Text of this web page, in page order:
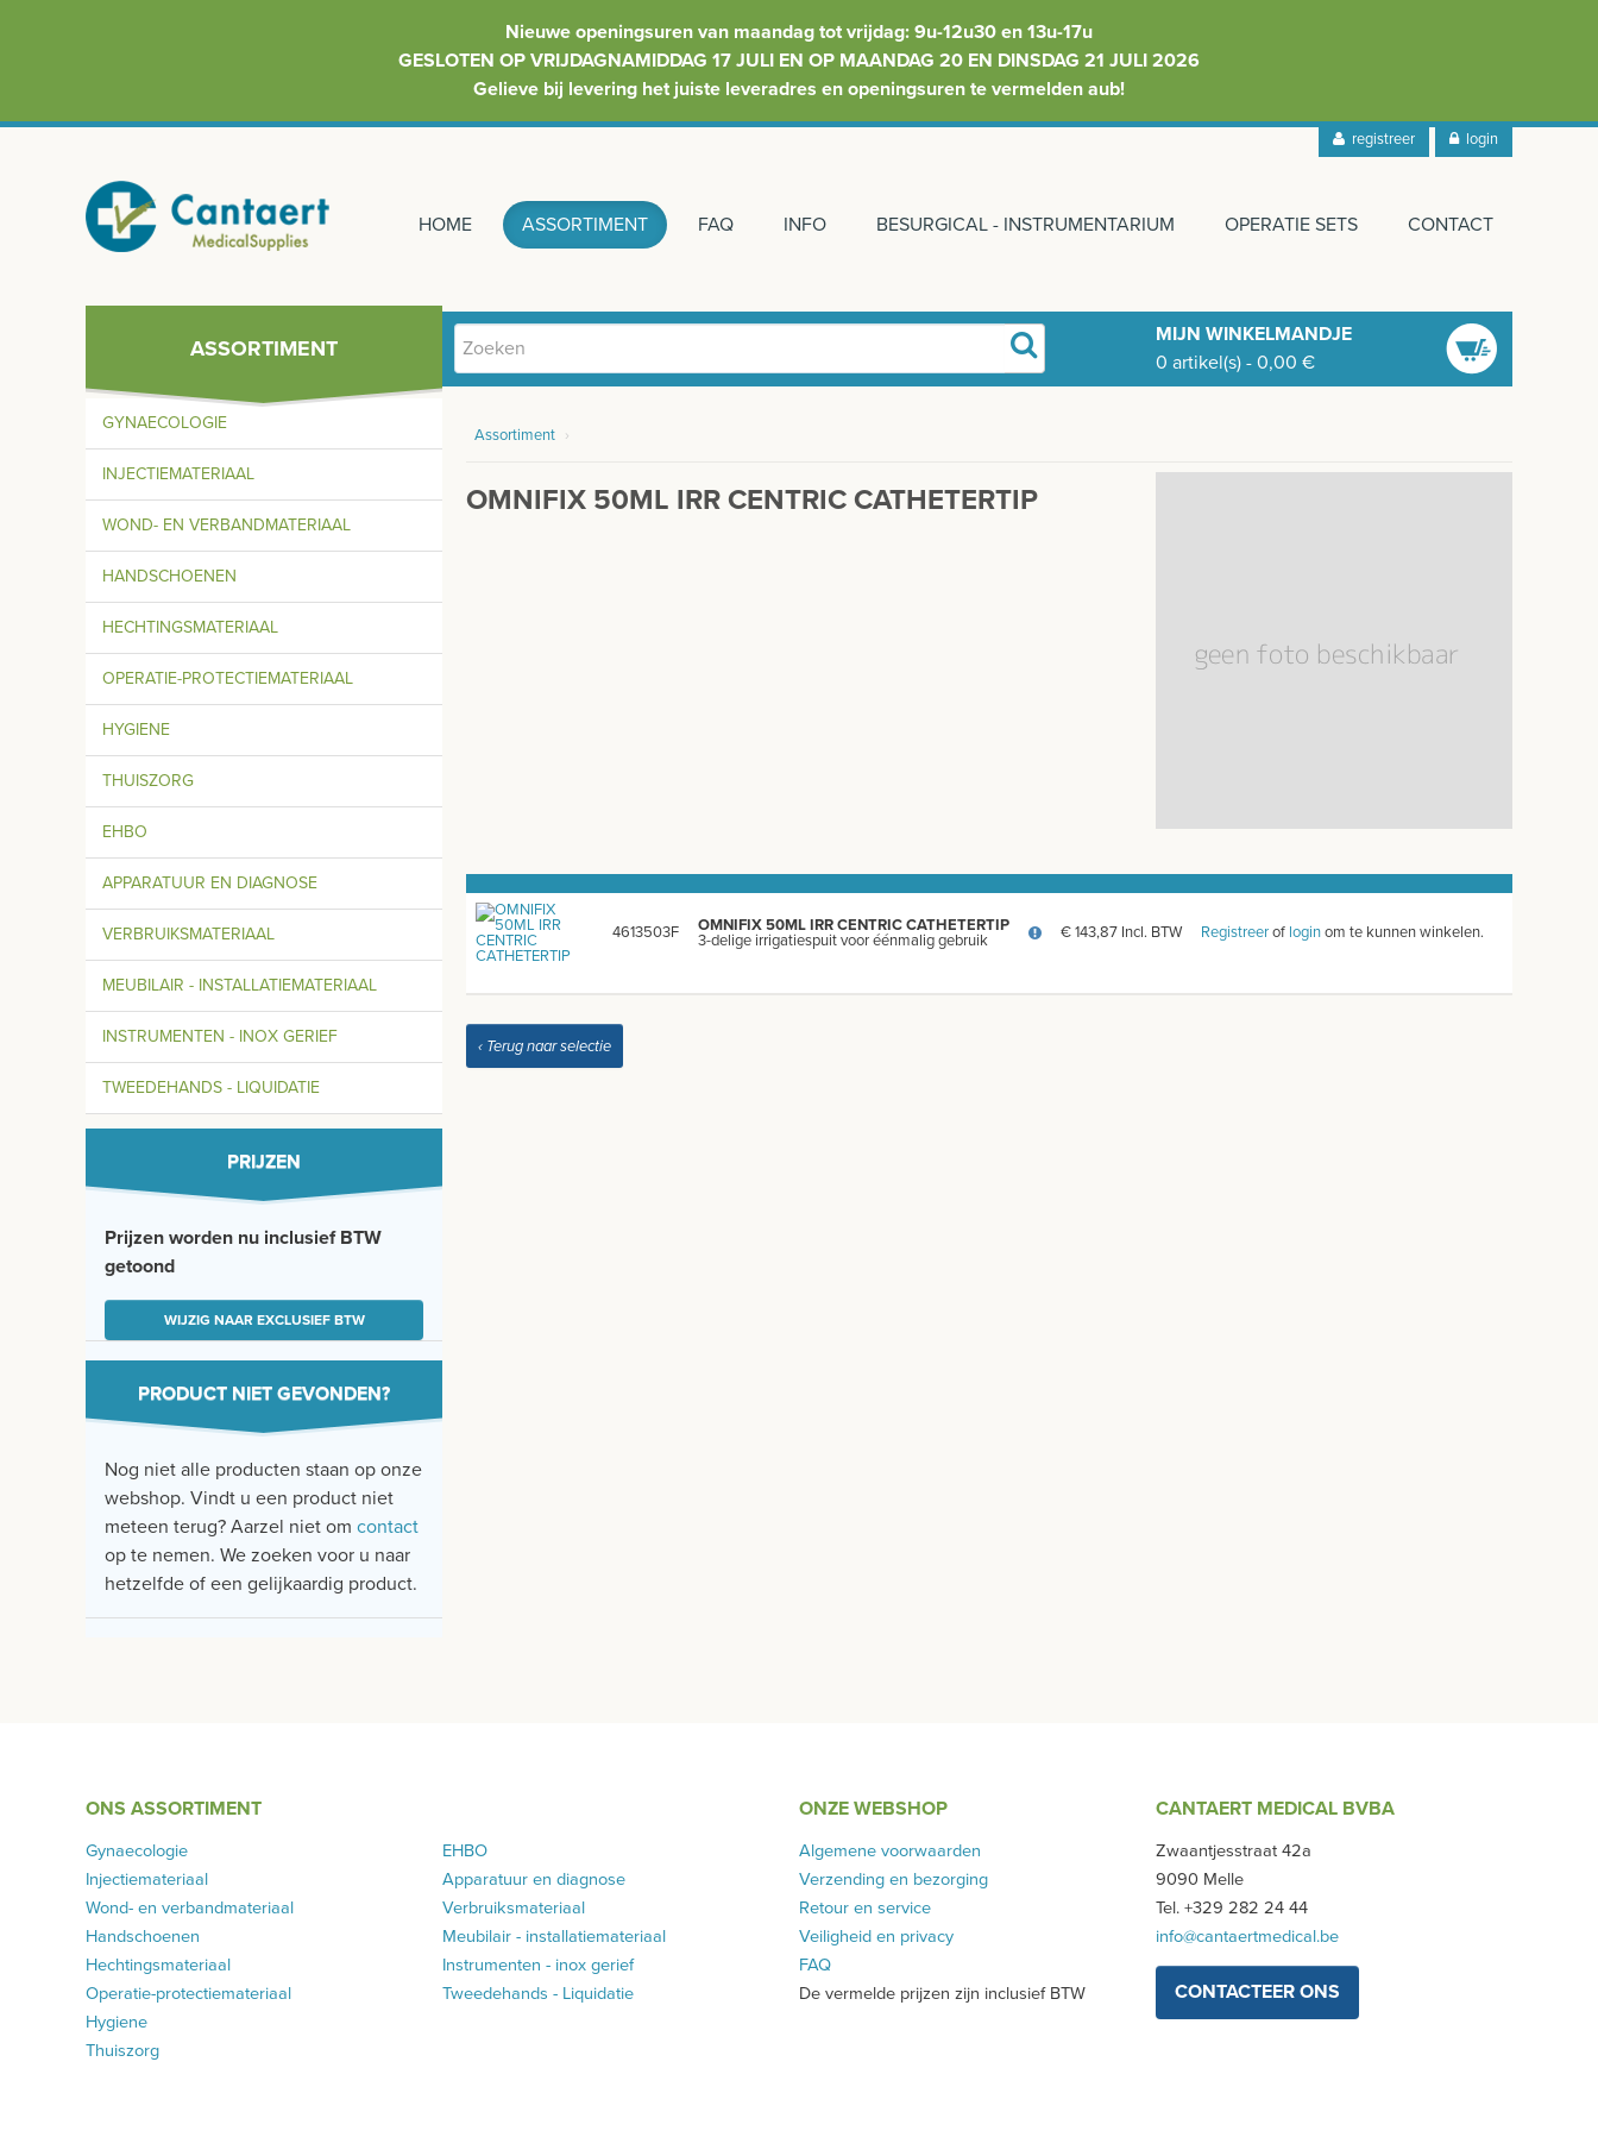
Nieuwe openingsuren van maandag tot vrijdag: 9u-12u30 en 13u-17u
GESLOTEN OP VRIJDAGNAMIDDAG 17 JULI EN OP MAANDAG 20 EN DINSDAG 21 JULI 2026
Gelieve bij levering het juiste leveradres en openingsuren te vermelden aub!
registreer login
HOME ASSORTIMENT FAQ INFO BESURGICAL - INSTRUMENTARIUM OPERATIE SETS CONTACT
ASSORTIMENT
MIJN WINKELMANDJE
0 artikel(s) - 0,00 €
GYNAECOLOGIE
INJECTIEMATERIAAL
WOND- EN VERBANDMATERIAAL
HANDSCHOENEN
HECHTINGSMATERIAAL
OPERATIE-PROTECTIEMATERIAAL
HYGIENE
THUISZORG
EHBO
APPARATUUR EN DIAGNOSE
VERBRUIKSMATERIAAL
MEUBILAIR - INSTALLATIEMATERIAAL
INSTRUMENTEN - INOX GERIEF
TWEEDEHANDS - LIQUIDATIE
PRIJZEN
Prijzen worden nu inclusief BTW
getoond
WIJZIG NAAR EXCLUSIEF BTW
PRODUCT NIET GEVONDEN?
Nog niet alle producten staan op onze
webshop. Vindt u een product niet
meteen terug? Aarzel niet om contact
op te nemen. We zoeken voor u naar
hetzelfde of een gelijkaardig product.
Assortiment ›
OMNIFIX 50ML IRR CENTRIC CATHETERTIP
4613503F
OMNIFIX 50ML IRR CENTRIC CATHETERTIP
3-delige irrigatiespuit voor éénmalig gebruik
€ 143,87 Incl. BTW Registreerof loginom te kunnen winkelen.
‹ Terug naar selectie
ONS ASSORTIMENT
Gynaecologie
Injectiemateriaal
Wond- en verbandmateriaal
Handschoenen
Hechtingsmateriaal
Operatie-protectiemateriaal
Hygiene
Thuiszorg
EHBO
Apparatuur en diagnose
Verbruiksmateriaal
Meubilair - installatiemateriaal
Instrumenten - inox gerief
Tweedehands - Liquidatie
ONZE WEBSHOP
Algemene voorwaarden
Verzending en bezorging
Retour en service
Veiligheid en privacy
FAQ
De vermelde prijzen zijn inclusief BTW
CANTAERT MEDICAL BVBA
Zwaantjesstraat 42a
9090 Melle
Tel. +329 282 24 44
info@cantaertmedical.be
CONTACTEER ONS